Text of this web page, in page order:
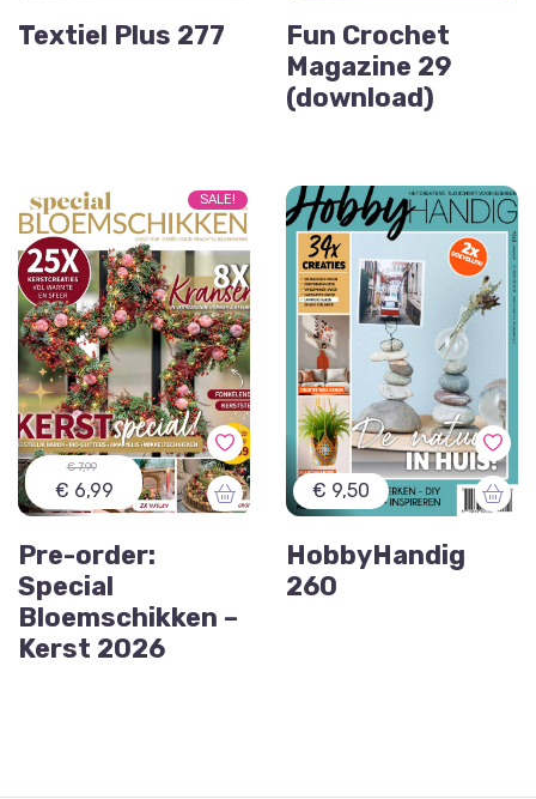
Textiel Plus 277
Fun Crochet
Magazine 29
(download)
SALE!
€ 7,99
€ 6,99
Pre-order:
Special
Bloemschikken –
Kerst 2026
€ 9,50
HobbyHandig
260